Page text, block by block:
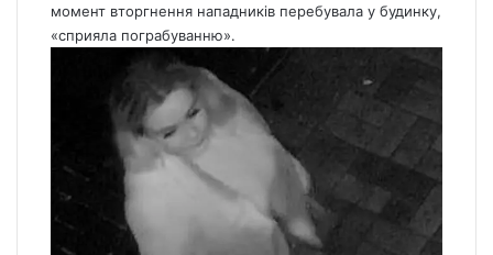
момент вторгнення нападників перебувала у будинку,
«сприяла пограбуванню».